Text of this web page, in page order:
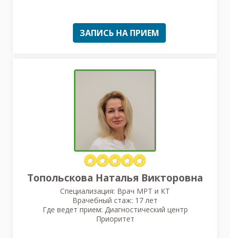
ЗАПИСЬ НА ПРИЕМ
Топольскова Наталья Викторовна
Специализация: Врач МРТ и КТ
Врачебный стаж: 17 лет
Где ведет прием: Диагностический центр
Приоритет